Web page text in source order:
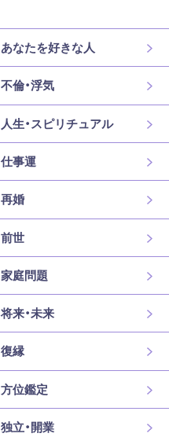
あなたを好きな人
不倫・浮気
人生・スピリチュアル
仕事運
再婚
前世
家庭問題
将来・未来
復縁
方位鑑定
独立・開業